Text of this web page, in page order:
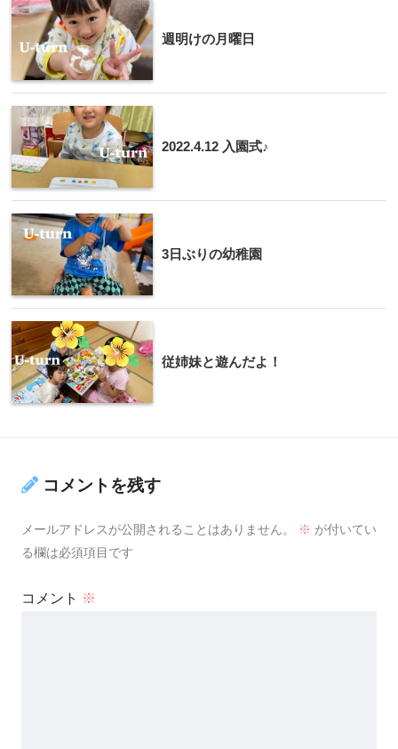
週明けの月曜日
2022.4.12 入園式♪
3日ぶりの幼稚園
従姉妹と遊んだよ！
コメントを残す
メールアドレスが公開されることはありません。 ※ が付いてい
る欄は必須項目です
コメント ※